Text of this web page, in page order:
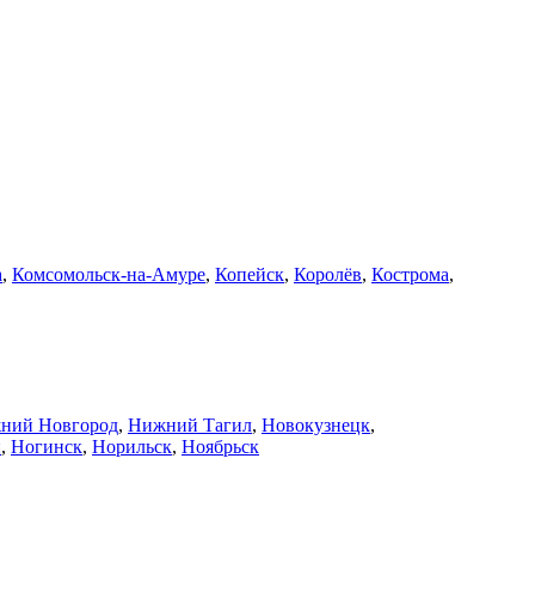
, Комсомольск-на-Амуре, Копейск, Королёв, Кострома,
Новгород, Нижний Тагил, Новокузнецк,
, Ногинск, Норильск, Ноябрьск